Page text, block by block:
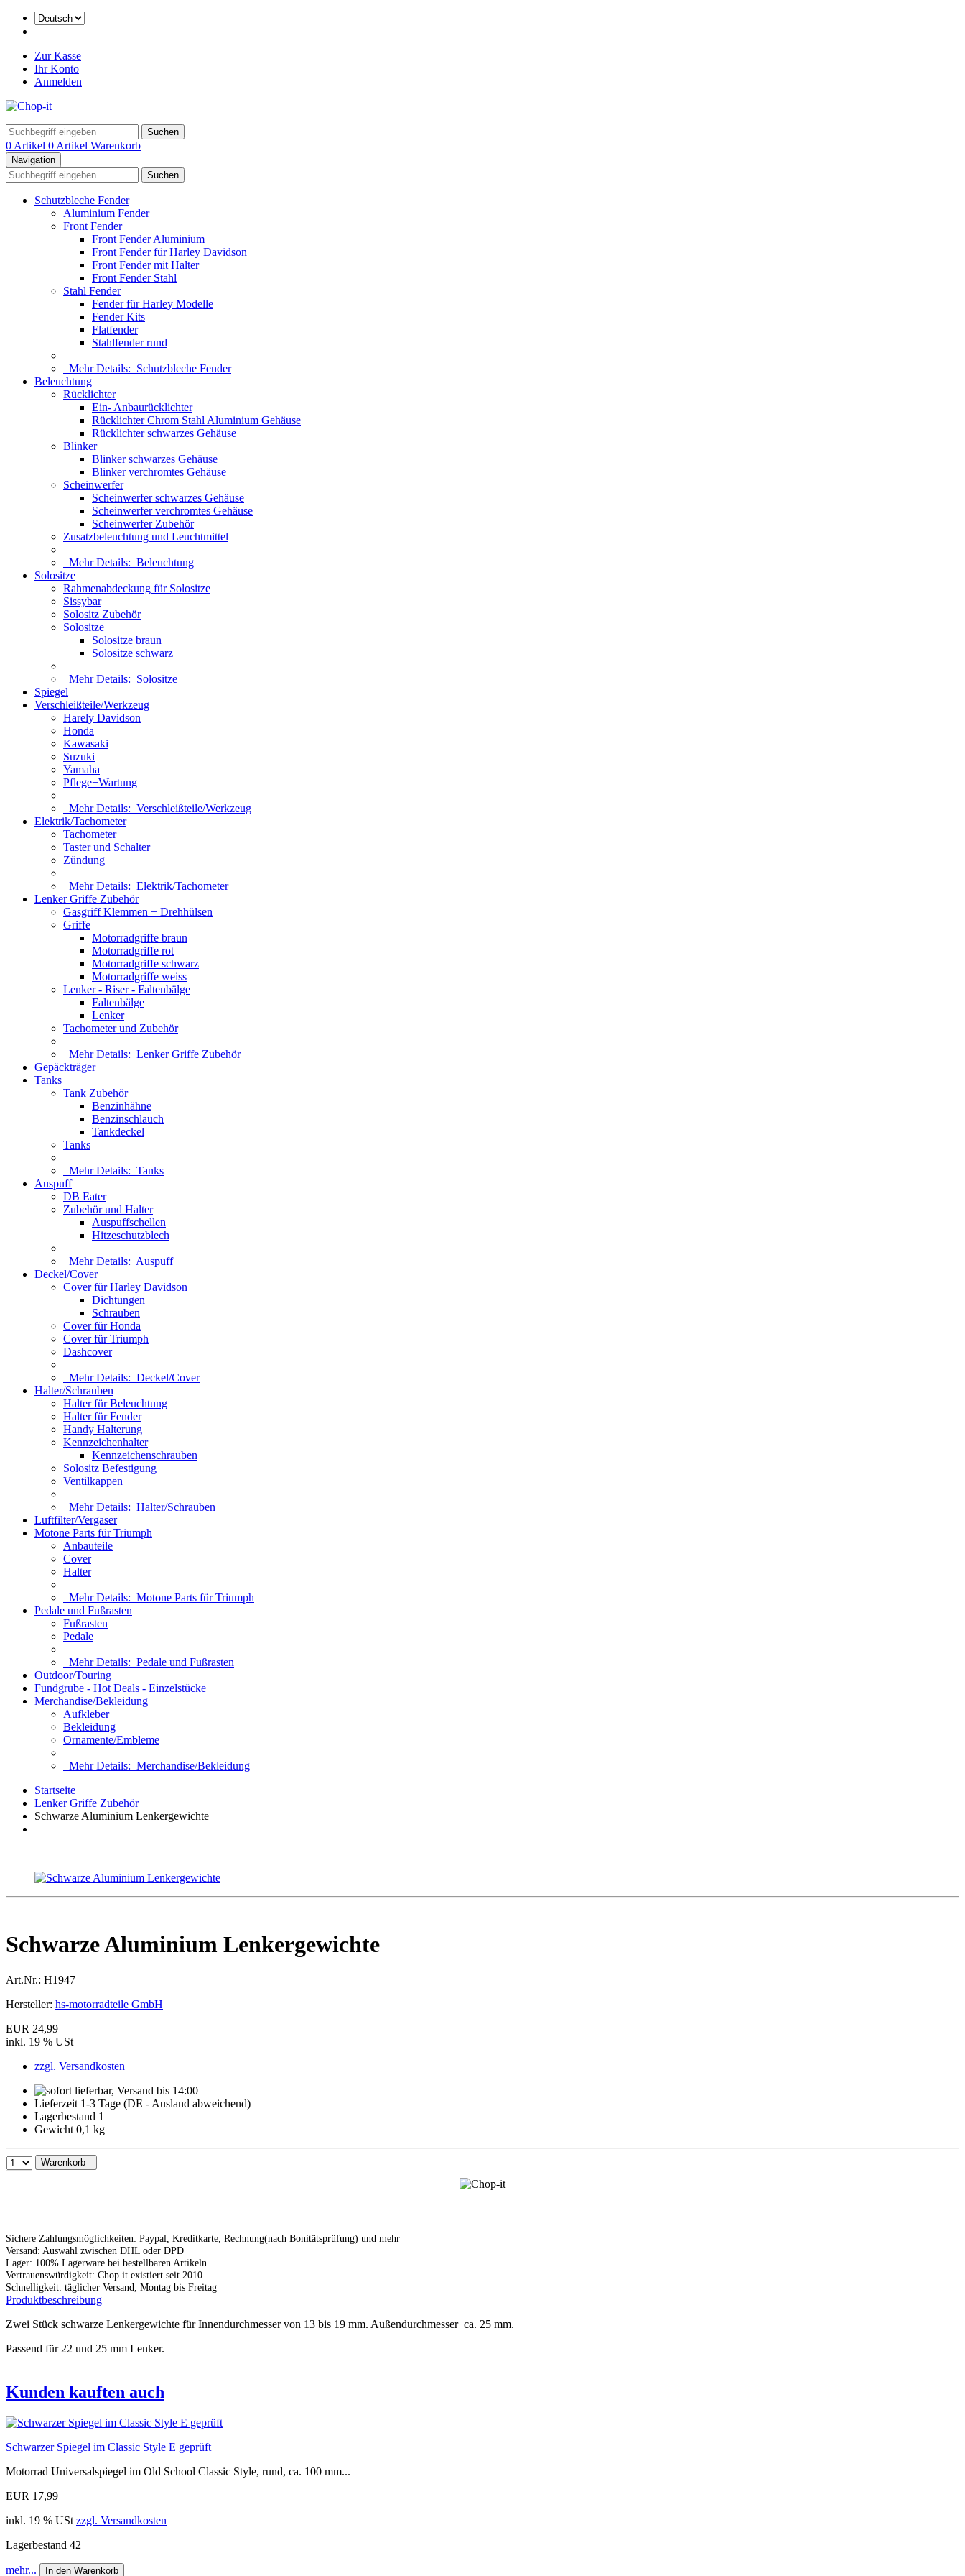
Zur Kasse
Ihr Konto
Anmelden
Suchen
0 Artikel 0 Artikel Warenkorb
Navigation
Suchen
Schutzbleche Fender
Aluminium Fender
Front Fender
Front Fender Aluminium
Front Fender für Harley Davidson
Front Fender mit Halter
Front Fender Stahl
Stahl Fender
Fender für Harley Modelle
Fender Kits
Flatfender
Stahlfender rund
Mehr Details: Schutzbleche Fender
Beleuchtung
Rücklichter
Ein- Anbaurücklichter
Rücklichter Chrom Stahl Aluminium Gehäuse
Rücklichter schwarzes Gehäuse
Blinker
Blinker schwarzes Gehäuse
Blinker verchromtes Gehäuse
Scheinwerfer
Scheinwerfer schwarzes Gehäuse
Scheinwerfer verchromtes Gehäuse
Scheinwerfer Zubehör
Zusatzbeleuchtung und Leuchtmittel
Mehr Details: Beleuchtung
Solositze
Rahmenabdeckung für Solositze
Sissybar
Solositz Zubehör
Solositze
Solositze braun
Solositze schwarz
Mehr Details: Solositze
Spiegel
Verschleißteile/Werkzeug
Harely Davidson
Honda
Kawasaki
Suzuki
Yamaha
Pflege+Wartung
Mehr Details: Verschleißteile/Werkzeug
Elektrik/Tachometer
Tachometer
Taster und Schalter
Zündung
Mehr Details: Elektrik/Tachometer
Lenker Griffe Zubehör
Gasgriff Klemmen + Drehhülsen
Griffe
Motorradgriffe braun
Motorradgriffe rot
Motorradgriffe schwarz
Motorradgriffe weiss
Lenker - Riser - Faltenbälge
Faltenbälge
Lenker
Tachometer und Zubehör
Mehr Details: Lenker Griffe Zubehör
Gepäckträger
Tanks
Tank Zubehör
Benzinhähne
Benzinschlauch
Tankdeckel
Tanks
Mehr Details: Tanks
Auspuff
DB Eater
Zubehör und Halter
Auspuffschellen
Hitzeschutzblech
Mehr Details: Auspuff
Deckel/Cover
Cover für Harley Davidson
Dichtungen
Schrauben
Cover für Honda
Cover für Triumph
Dashcover
Mehr Details: Deckel/Cover
Halter/Schrauben
Halter für Beleuchtung
Halter für Fender
Handy Halterung
Kennzeichenhalter
Kennzeichenschrauben
Solositz Befestigung
Ventilkappen
Mehr Details: Halter/Schrauben
Luftfilter/Vergaser
Motone Parts für Triumph
Anbauteile
Cover
Halter
Mehr Details: Motone Parts für Triumph
Pedale und Fußrasten
Fußrasten
Pedale
Mehr Details: Pedale und Fußrasten
Outdoor/Touring
Fundgrube - Hot Deals - Einzelstücke
Merchandise/Bekleidung
Aufkleber
Bekleidung
Ornamente/Embleme
Mehr Details: Merchandise/Bekleidung
Startseite
Lenker Griffe Zubehör
Schwarze Aluminium Lenkergewichte
Schwarze Aluminium Lenkergewichte
Art.Nr.: H1947
Hersteller: hs-motorradteile GmbH
EUR 24,99
inkl. 19 % USt
zzgl. Versandkosten
Lieferzeit 1-3 Tage (DE - Ausland abweichend)
Lagerbestand 1
Gewicht 0,1 kg
Warenkorb
Sichere Zahlungsmöglichkeiten: Paypal, Kreditkarte, Rechnung(nach Bonitätsprüfung) und mehr
Versand: Auswahl zwischen DHL oder DPD
Lager: 100% Lagerware bei bestellbaren Artikeln
Vertrauenswürdigkeit: Chop it existiert seit 2010
Schnelligkeit: täglicher Versand, Montag bis Freitag
Produktbeschreibung
Zwei Stück schwarze Lenkergewichte für Innendurchmesser von 13 bis 19 mm. Außendurchmesser ca. 25 mm.
Passend für 22 und 25 mm Lenker.
Kunden kauften auch
Schwarzer Spiegel im Classic Style E geprüft
Motorrad Universalspiegel im Old School Classic Style, rund, ca. 100 mm...
EUR 17,99
inkl. 19 % USt zzgl. Versandkosten
Lagerbestand 42
mehr... In den Warenkorb